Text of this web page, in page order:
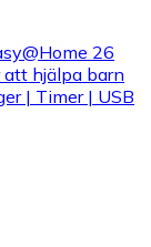
26
att hjälpa barn
| Timer | USB